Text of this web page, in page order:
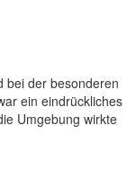
bei der besonderen
ein eindrückliches
Umgebung wirkte